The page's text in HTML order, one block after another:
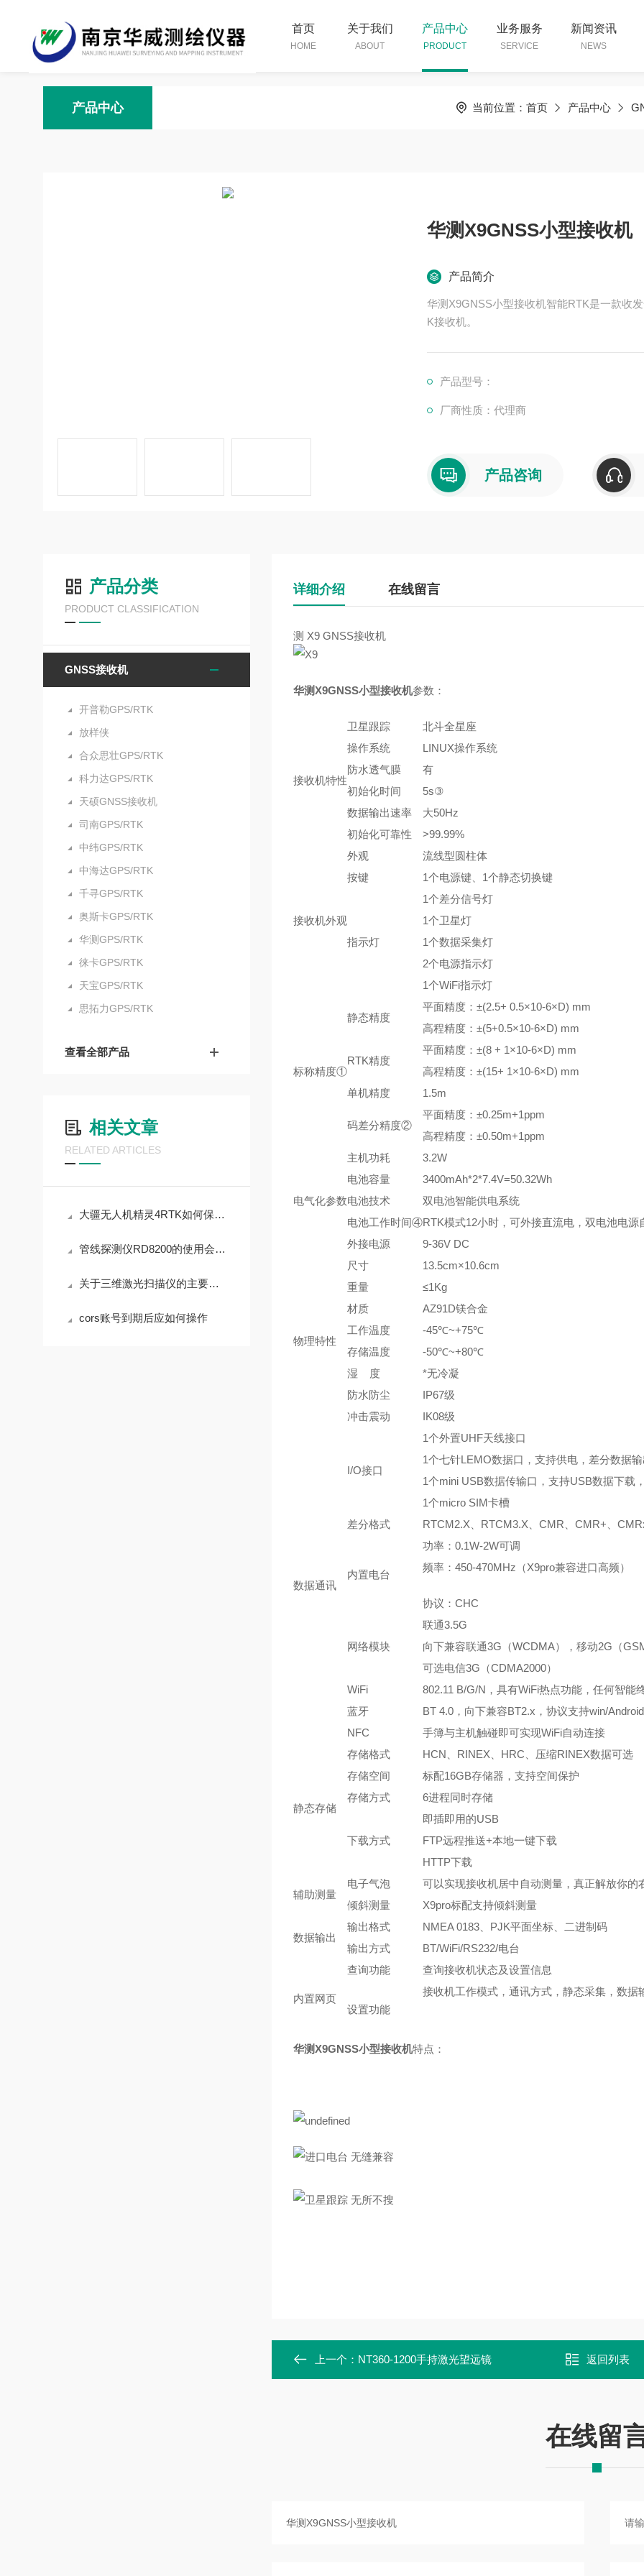
首页
HOME
关于我们
ABOUT
产品中心
PRODUCT
业务服务
SERVICE
新闻资讯
NEWS
产品中心 当前位置： 首页 产品中心
华测X9GNSS小型接收机
产品简介
华测X9GNSS小型接收机智能RTK是一款收
K接收机。
产品型号：
厂商性质：代理商
产品咨询
产品分类
PRODUCT CLASSIFICATION
GNSS接收机
开普勒GPS/RTK
放样侠
合众思壮GPS/RTK
科力达GPS/RTK
天硕GNSS接收机
司南GPS/RTK
中纬GPS/RTK
中海达GPS/RTK
千寻GPS/RTK
奥斯卡GPS/RTK
华测GPS/RTK
徕卡GPS/RTK
天宝GPS/RTK
思拓力GPS/RTK
查看全部产品
相关文章
RELATED ARTICLES
大疆无人机精灵4RTK如何保证安全飞行呢？
管线探测仪RD8200的使用会遇到怎样的问题？
关于三维激光扫描仪的主要功能，详细如下！
cors账号到期后应如何操作
详细介绍 在线留言
测 X9 GNSS接收机
华测X9GNSS小型接收机参数：
接收机特性
卫星跟踪
北斗全星座
操作系统
LINUX操作系统
防水透气膜
有
初始化时间
5s③
数据输出速率
大50Hz
初始化可靠性
>99.99%
接收机外观
外观
流线型圆柱体
按键
1个电源键、1个静态切换键
指示灯
1个差分信号灯
1个卫星灯
1个数据采集灯
2个电源指示灯
1个WiFi指示灯
标称精度①
静态精度
平面精度：±(2.5+ 0.5×10-6×D) mm
高程精度：±(5+0.5×10-6×D) mm
RTK精度
平面精度：±(8 + 1×10-6×D) mm
高程精度：±(15+ 1×10-6×D) mm
单机精度
1.5m
码差分精度②
平面精度：±0.25m+1ppm
高程精度：±0.50m+1ppm
电气化参数
主机功耗
3.2W
电池容量
3400mAh*2*7.4V=50.32Wh
电池技术
双电池智能供电系统
电池工作时间④RTK模式12小时，可外接直流电，双电池电源
外接电源
9-36V DC
物理特性
尺寸
13.5cm×10.6cm
重量
≤1Kg
材质
AZ91D镁合金
工作温度
-45℃~+75℃
存储温度
-50℃~+80℃
湿 度
*无冷凝
防水防尘
IP67级
冲击震动
IK08级
数据通讯
I/O接口
1个外置UHF天线接口
1个七针LEMO数据口，支持供电，差分数据
1个mini USB数据传输口，支持USB数据下载
1个micro SIM卡槽
差分格式
RTCM2.X、RTCM3.X、CMR、CMR+、
内置电台
功率：0.1W-2W可调
频率：450-470MHz（X9pro兼容进口高频）
协议：CHC
网络模块
联通3.5G
向下兼容联通3G（WCDMA），移动2G（
可选电信3G（CDMA2000）
WiFi
802.11 B/G/N，具有WiFi热点功能，任何智能
蓝牙
BT 4.0，向下兼容BT2.x，协议支持win/
NFC
手簿与主机触碰即可实现WiFi自动连接
静态存储
存储格式
HCN、RINEX、HRC、压缩RINEX数据可选
存储空间
标配16GB存储器，支持空间保护
存储方式
6进程同时存储
下载方式
即插即用的USB
FTP远程推送+本地一键下载
HTTP下载
辅助测量
电子气泡
可以实现接收机居中自动测量，真正解放你的
倾斜测量
X9pro标配支持倾斜测量
数据输出
输出格式
NMEA 0183、PJK平面坐标、二进制码
输出方式
BT/WiFi/RS232/电台
内置网页
查询功能 查询接收机状态及设置信息
设置功能
接收机工作模式，通讯方式，静态采集，数据
华测X9GNSS小型接收机特点：
上一个： NT360-1200手持激光望远镜 返回列表
在线留